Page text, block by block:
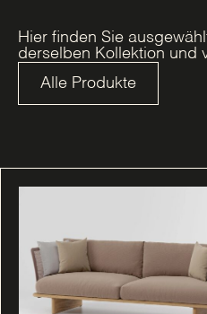
Hier finden Sie
derselben Kollektion und
Alle Produkte